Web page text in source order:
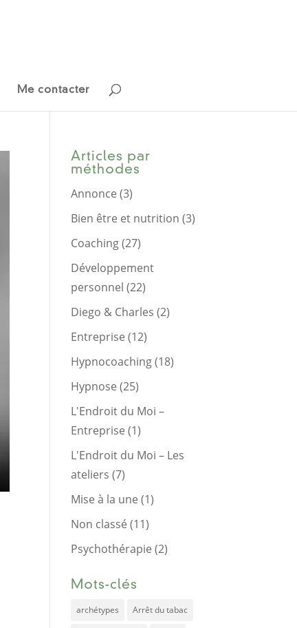
Me contacter
Articles par
méthodes
Annonce (3)
Bien être et nutrition (3)
Coaching(27)
Développement
personnel (22)
Diego & Charles (2)
Entreprise (12)
Hypnocoaching(18)
Hypnose (25)
L'Endroit du Moi –
Entreprise (1)
L'Endroit du Moi – Les
ateliers (7)
Mise à la une (1)
Non classé (11)
Psychothérapie (2)
Mots-clés
archétypes Arrêt du tabac